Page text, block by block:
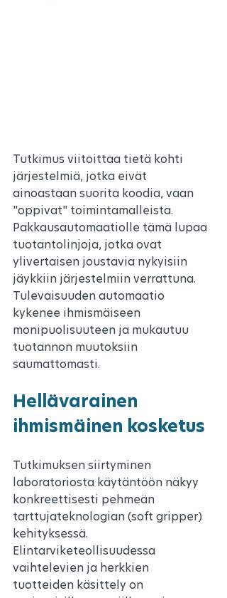
Tutkimus viitoittaa tietä kohti
järjestelmiä, jotka eivät
ainoastaan suorita koodia, vaan
"oppivat" toimintamalleista.
Pakkausautomaatiolle tämä lupaa
tuotantolinjoja, jotka ovat
ylivertaisen joustavia nykyisiin
jäykkiin järjestelmiin verrattuna.
Tulevaisuuden automaatio
kykenee ihmismäiseen
monipuolisuuteen ja mukautuu
tuotannon muutoksiin
saumattomasti.
Hellävarainen
ihmismäinen kosketus
Tutkimuksen siirtyminen
laboratoriosta käytäntöön näkyy
konkreettisesti pehmeän
tarttujateknologian (soft gripper)
kehityksessä.
Elintarviketeollisuudessa
vaihtelevien ja herkkien
tuotteiden käsittely on